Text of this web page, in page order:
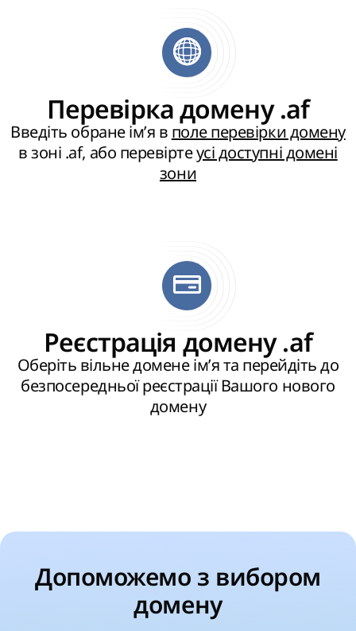
Перевірка домену .af
Введіть обране ім’я в поле перевірки домену
в зоні .af, або перевіртеусі доступні домені
зони
Реєстрація домену .af
Оберіть вільне домене ім’я та перейдіть до
безпосередньої реєстрації Вашого нового
домену
Допоможемо з вибором
домену